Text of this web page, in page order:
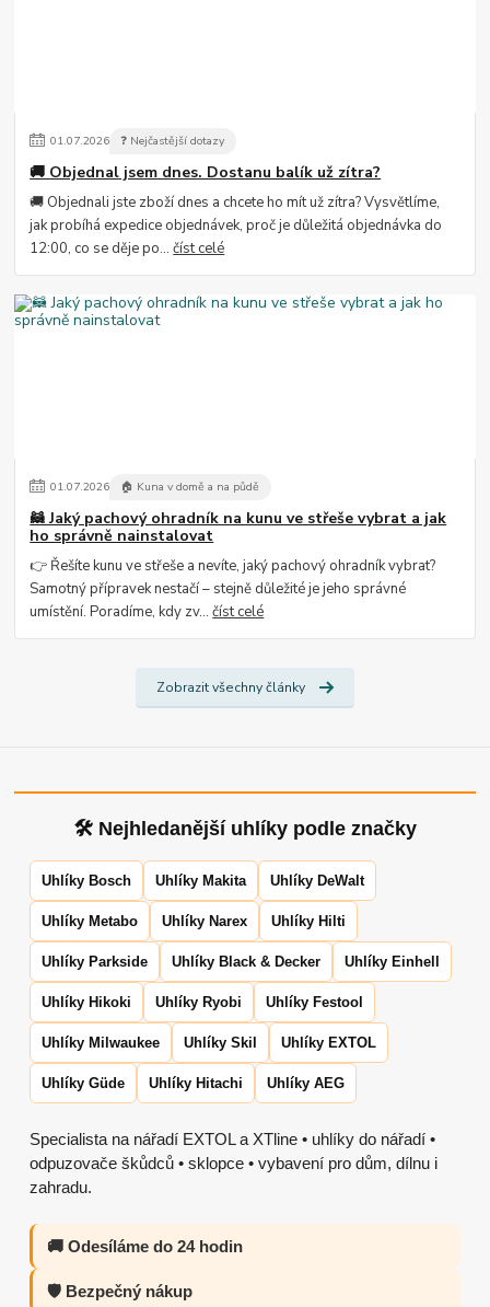
01.07.2026 ❓ Nejčastější dotazy
🚚 Objednal jsem dnes. Dostanu balík už zítra?
🚚 Objednali jste zboží dnes a chcete ho mít už zítra? Vysvětlíme,
jak probíhá expedice objednávek, proč je důležitá objednávka do
12:00, co se děje po...číst celé
01.07.2026 🏠 Kuna v domě a na půdě
🦝 Jaký pachový ohradník na kunu ve střeše vybrat a jak
ho správně nainstalovat
👉 Řešíte kunu ve střeše a nevíte, jaký pachový ohradník vybrat?
Samotný přípravek nestačí – stejně důležité je jeho správné
umístění. Poradíme, kdy zv...číst celé
Zobrazit všechny články
🛠 Nejhledanější uhlíky podle značky
Uhlíky Bosch Uhlíky Makita Uhlíky DeWalt
Uhlíky Metabo Uhlíky Narex Uhlíky Hilti
Uhlíky Parkside Uhlíky Black & Decker Uhlíky Einhell
Uhlíky Hikoki Uhlíky Ryobi Uhlíky Festool
Uhlíky Milwaukee Uhlíky Skil Uhlíky EXTOL
Uhlíky Güde Uhlíky Hitachi Uhlíky AEG
Specialista na nářadí EXTOL a XTline • uhlíky do nářadí •
odpuzovače škůdců • sklopce • vybavení pro dům, dílnu i
zahradu.
🚚 Odesíláme do 24 hodin
🛡️ Bezpečný nákup